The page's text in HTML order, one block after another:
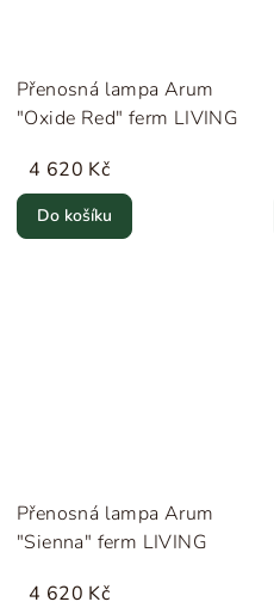
Přenosná lampa Arum
"Oxide Red" ferm LIVING
4 620 Kč
Do košíku
Přenosná lampa Arum
"Sienna" ferm LIVING
4 620 Kč